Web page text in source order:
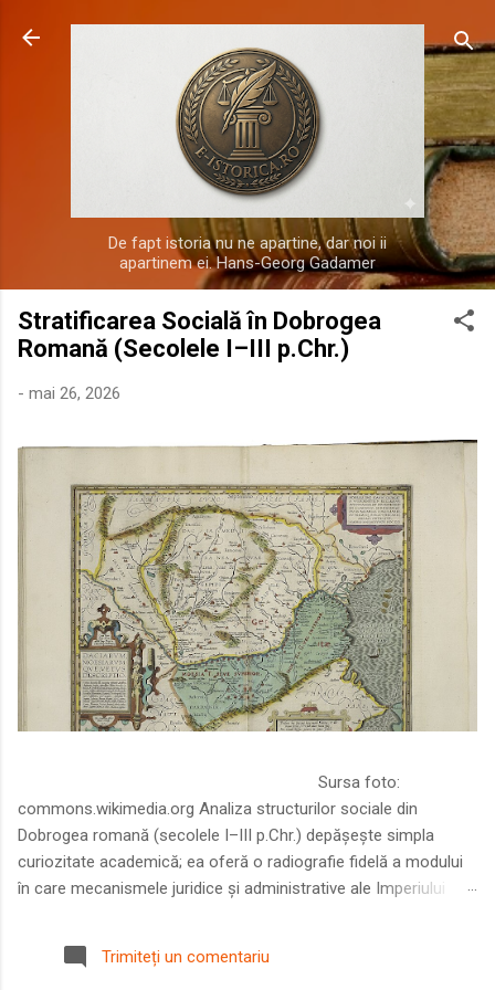
Treceți la conținutul principal
De fapt istoria nu ne apartine, dar noi ii
apartinem ei. Hans-Georg Gadamer
Stratificarea Socială în Dobrogea
Romană (Secolele I–III p.Chr.)
- mai 26, 2026
Sursa foto:
commons.wikimedia.org Analiza structurilor sociale din
Dobrogea romană (secolele I–III p.Chr.) depășește simpla
curiozitate academică; ea oferă o radiografie fidelă a modului
în care mecanismele juridice și administrative ale Imperiului
Într-o epocă în care prosperitatea excepțională a lumii romane
era susținută de o mobilitate socială dinamică și de o libertate
Trimiteți un comentariu